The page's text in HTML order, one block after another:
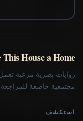
This House a Home
روايات بصرية مرعبة
مجتمعية خاضعة للمراجعة.
استكشف